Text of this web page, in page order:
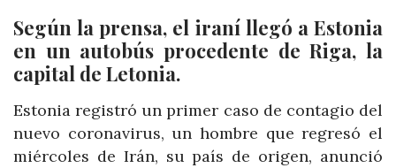
Según la prensa, el iraní llegó a Estonia
en un autobús procedente de Riga, la
capital de Letonia.
Estonia registró un primer caso de contagio del
nuevo coronavirus, un hombre que regresó el
miércoles de Irán, su país de origen, anunció